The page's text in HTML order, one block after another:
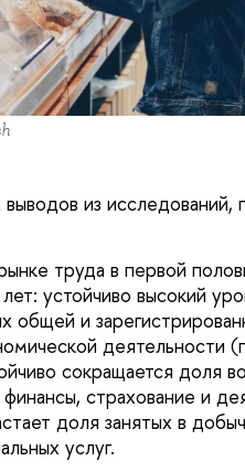
из исследований,
труда в первой
устойчиво высокий
общей и
деятельности
сокращается доля
страхование и
доля занятых в
услуг.